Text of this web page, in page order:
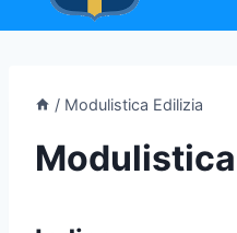
/ Modulistica Edilizia